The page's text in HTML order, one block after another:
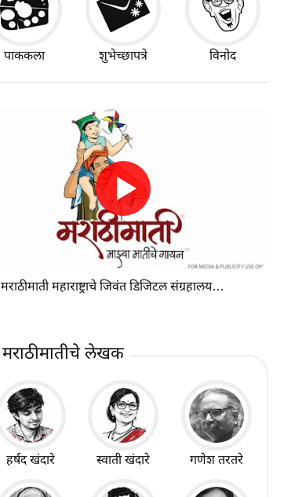
पाककला शुभेच्छापत्रे विनोद
मराठीमाती महाराष्ट्राचे जिवंत डिजिटल संग्रहालय…
मराठीमातीचे लेखक
हर्षद खंदारे स्वाती खंदारे गणेश तरतरे